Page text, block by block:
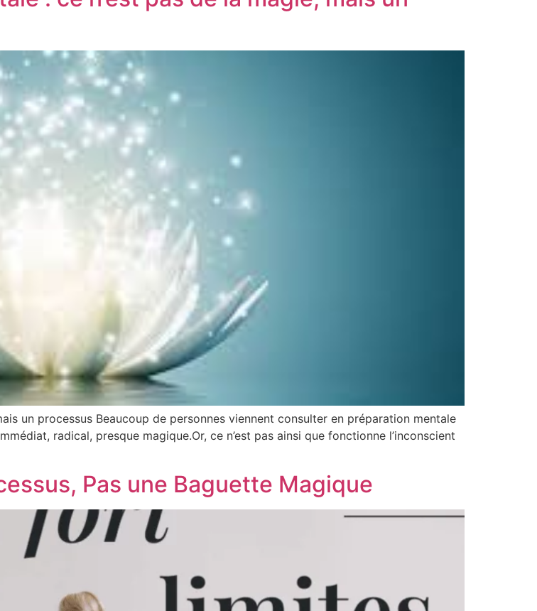
un processus Beaucoup de personnes viennent consulter en préparation mentale
radical, presque magique.Or, ce n’est pas ainsi que fonctionne l’inconscient
Pas une Baguette Magique